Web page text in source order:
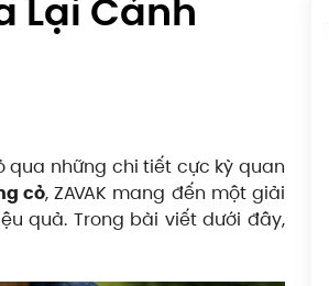
Lại Cảnh
qua những chi tiết cực kỳ quan
cỏ, ZAVAK mang đến một giải
quả. Trong bài viết dưới đây,